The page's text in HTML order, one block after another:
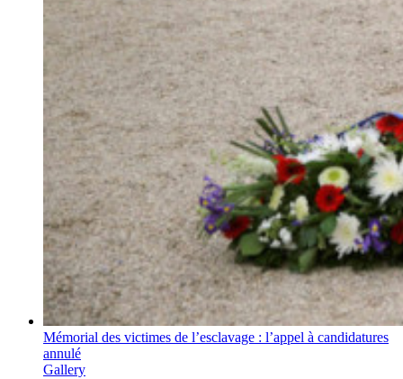
Mémorial des victimes de l’esclavage : l’appel à candidatures
annulé
Gallery